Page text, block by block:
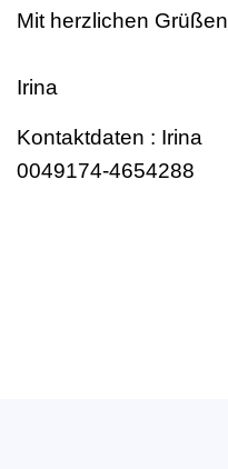
Mit herzlichen Grüßen
Irina
Kontaktdaten : Irina
0049174-4654288